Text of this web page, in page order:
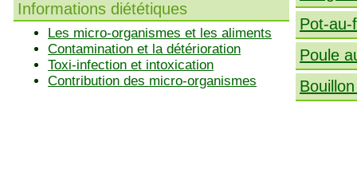
Informations diététiques
Les micro-organismes et les aliments
Contamination et la détérioration
Toxi-infection et intoxication
Contribution des micro-organismes
Pot-au-
Poule